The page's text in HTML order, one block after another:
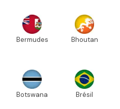
Bermudes Bhoutan
Botswana Brésil